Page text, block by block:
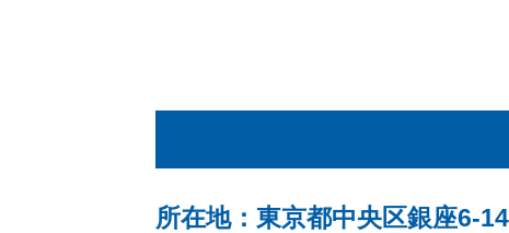
所在地：東京都中央区銀座6-